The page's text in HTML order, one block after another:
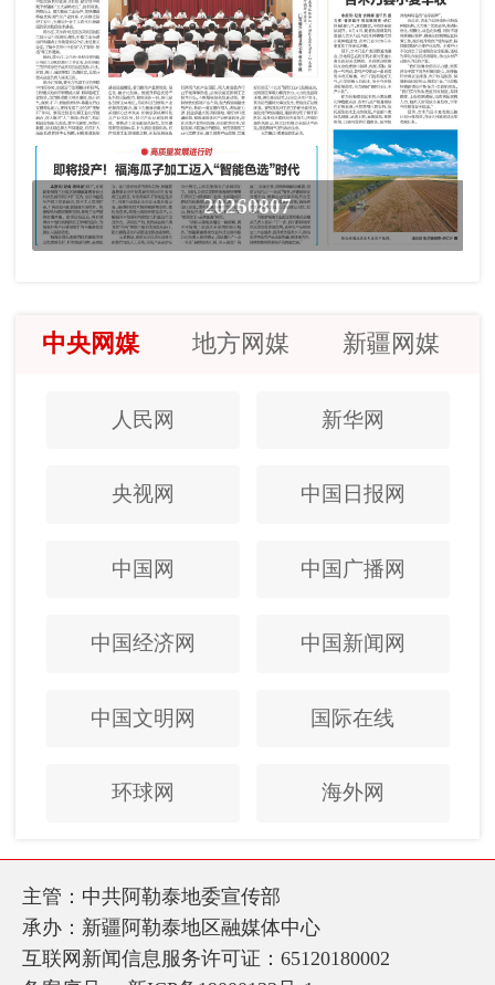
20260807
中央网媒 地方网媒 新疆网媒
人民网 新华网
央视网 中国日报网
中国网 中国广播网
中国经济网 中国新闻网
中国文明网 国际在线
环球网 海外网
主管：中共阿勒泰地委宣传部
承办：新疆阿勒泰地区融媒体中心
互联网新闻信息服务许可证：65120180002